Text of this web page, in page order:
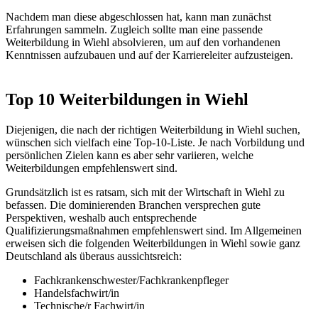
Nachdem man diese abgeschlossen hat, kann man zunächst
Erfahrungen sammeln. Zugleich sollte man eine passende
Weiterbildung in Wiehl absolvieren, um auf den vorhandenen
Kenntnissen aufzubauen und auf der Karriereleiter aufzusteigen.
Top 10 Weiterbildungen in Wiehl
Diejenigen, die nach der richtigen Weiterbildung in Wiehl suchen,
wünschen sich vielfach eine Top-10-Liste. Je nach Vorbildung und
persönlichen Zielen kann es aber sehr variieren, welche
Weiterbildungen empfehlenswert sind.
Grundsätzlich ist es ratsam, sich mit der Wirtschaft in Wiehl zu
befassen. Die dominierenden Branchen versprechen gute
Perspektiven, weshalb auch entsprechende
Qualifizierungsmaßnahmen empfehlenswert sind. Im Allgemeinen
erweisen sich die folgenden Weiterbildungen in Wiehl sowie ganz
Deutschland als überaus aussichtsreich:
Fachkrankenschwester/Fachkrankenpfleger
Handelsfachwirt/in
Technische/r Fachwirt/in